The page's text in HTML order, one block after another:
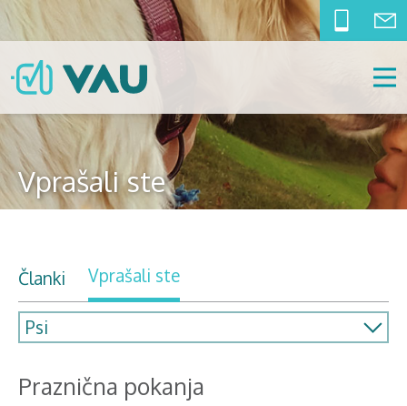
Vprašali ste
Članki Vprašali ste
Praznična pokanja